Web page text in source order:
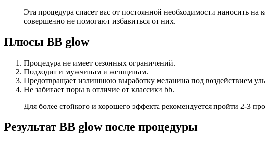
Эта процедура спасет вас от постоянной необходимости наносить
совершенно не помогают избавиться от них.
Плюсы BB glow
Процедура не имеет сезонных ограничений.
Подходит и мужчинам и женщинам.
Предотвращает излишнюю выработку меланина под воздействием
Не забивает поры в отличие от классики bb.
Для более стойкого и хорошего эффекта рекомендуется пройти 2-3
Результат BB glow после процедуры